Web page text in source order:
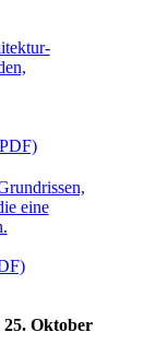
25. Oktober